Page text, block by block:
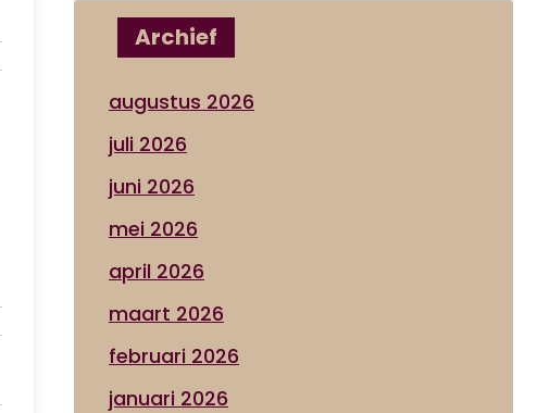
Archief
augustus 2026
juli 2026
juni 2026
mei 2026
april 2026
maart 2026
februari 2026
januari 2026